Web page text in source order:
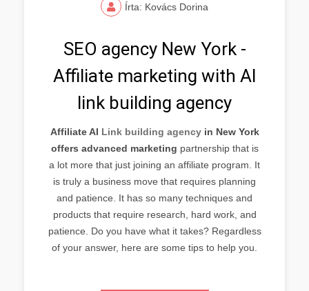
Írta: Kovács Dorina
SEO agency New York -
Affiliate marketing with AI
link building agency
Affiliate AI Link building agencyin New York
offers advanced marketing partnership that is
a lot more that just joining an affiliate program. It
is truly a business move that requires planning
and patience. It has so many techniques and
products that require research, hard work, and
patience. Do you have what it takes? Regardless
of your answer, here are some tips to help you.